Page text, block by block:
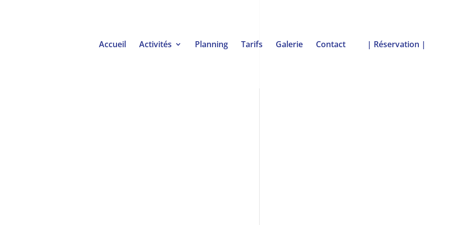
Accueil Activités Planning Tarifs Galerie Contact | Réservation |